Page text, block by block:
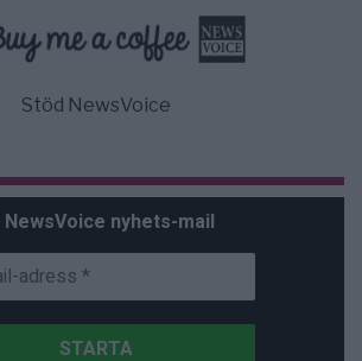
Stöd NewsVoice
NewsVoice nyhets-mail